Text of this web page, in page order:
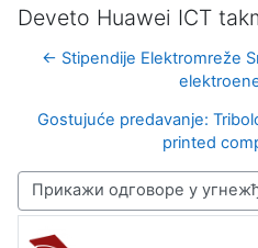
Deveto Huawei ICT
← Stipendije Elektromreže
Gostujuće predavanje:
printed
Начин приказивања